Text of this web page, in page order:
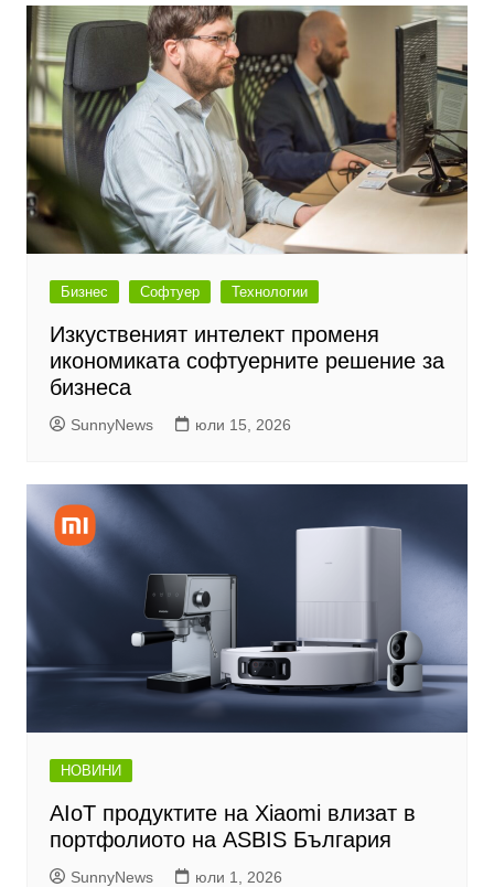
Бизнес Софтуер Технологии
Изкуственият интелект променя
икономиката софтуерните решение за
бизнеса
SunnyNews юли 15, 2026
НОВИНИ
AIoT продуктите на Xiaomi влизат в
портфолиото на ASBIS България
SunnyNews юли 1, 2026